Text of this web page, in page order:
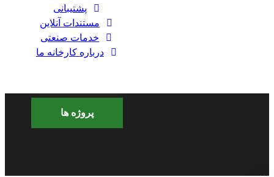
پشتیبانی
مستندات آنلاین
خدمات صنعتی
درباره کارخانه ما
پروژه ها